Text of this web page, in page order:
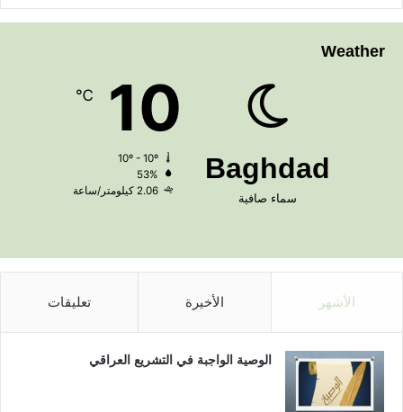
Weather
Baghdad
سماء صافية
10
℃
53%
2.06 كيلومتر/ساعة
الأشهر الأخيرة تعليقات
الوصية الواجبة في التشريع العراقي